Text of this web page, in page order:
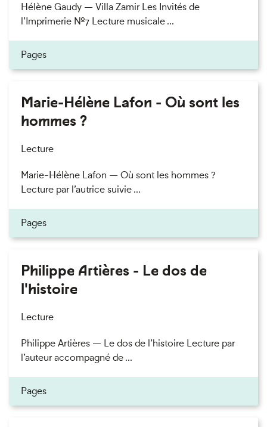
Hélène Gaudy — Villa Zamir Les Invités de
l’Imprimerie n°7 Lecture musicale ...
Pages
Marie-Hélène Lafon - Où sont les
hommes ?
Lecture
Marie-Hélène Lafon — Où sont les hommes ?
Lecture par l’autrice suivie ...
Pages
Philippe Artières - Le dos de
l'histoire
Lecture
Philippe Artières — Le dos de l’histoire Lecture par
l’auteur accompagné de ...
Pages